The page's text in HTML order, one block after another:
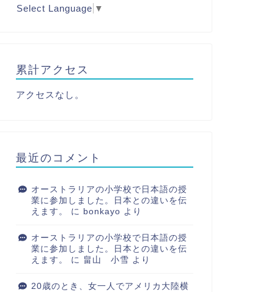
Select Language ▼
累計アクセス
アクセスなし。
最近のコメント
オーストラリアの小学校で日本語の授
業に参加しました。日本との違いを伝
えます。
に bonkayo より
オーストラリアの小学校で日本語の授
業に参加しました。日本との違いを伝
えます。
に 畠山 小雪 より
20歳のとき、女一人でアメリカ大陸横